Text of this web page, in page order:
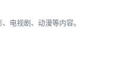
电视剧、动漫等内容。